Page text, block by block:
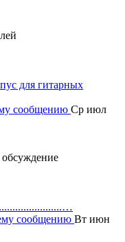
для гитарных
сообщению Ср июл
сообщению Вт июн